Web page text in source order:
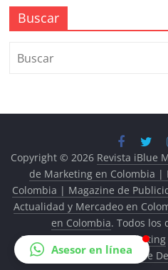
Buscar
Copyright © 2026 Revista iBlue
de Marketing en Colombia |
Colombia | Magazine de
Actualidad y Mercadeo en
en Colombia. Todos los
Tema:Revista iBlue Marketing
Powered byBlue
Asesor en línea